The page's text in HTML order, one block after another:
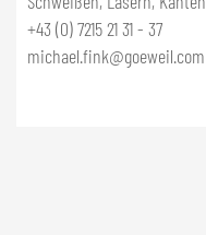
+43 (0) 7215 21 31 - 37
michael.fink@goeweil.com